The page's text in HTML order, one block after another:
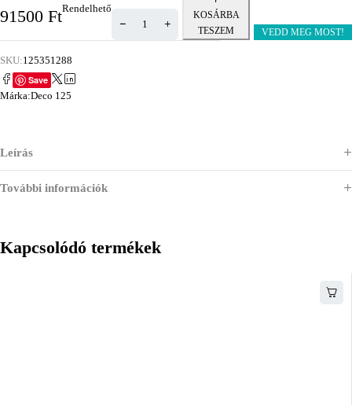
91500 FtRendelhető
KOSÁRBA
TESZEM
VEDD MEG MOST!
SKU:125351288
Save
Márka:Deco 125
Leírás
További információk
Kapcsolódó termékek